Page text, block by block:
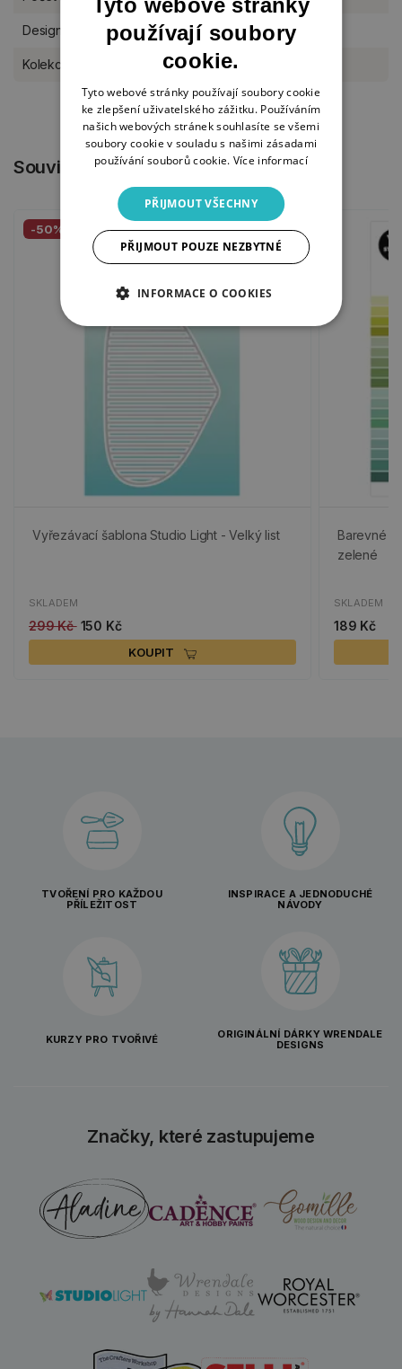
Designér Studio Light
Kolekce Studio Light Essentials
Související produkty
-50%
Vyřezávací šablona Studio Light - Velký list
SKLADEM
299 Kč 150 Kč
KOUPIT
Barevné
zelené
SKLADEM
189 Kč
TVOŘENÍ PRO KAŽDOU
PŘÍLEŽITOST
INSPIRACE A JEDNODUCHÉ
NÁVODY
KURZY PRO TVOŘIVÉ
ORIGINÁLNÍ DÁRKY WRENDALE
DESIGNS
Značky, které zastupujeme
používají soubory
cookie.
Tyto webové stránky používají soubory cookie
ke zlepšení uživatelského zážitku. Používáním
našich webových stránek souhlasíte se všemi
soubory cookie v souladu s našimi zásadami
používání souborů cookie. Více informací
PŘIJMOUT VŠECHNY
PŘIJMOUT POUZE NEZBYTNÉ
INFORMACE O COOKIES